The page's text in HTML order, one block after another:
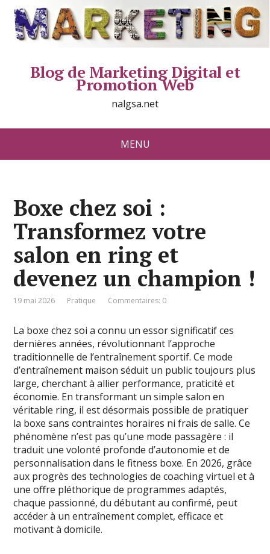
Blog de Marketing Digital et
Promotion Web
nalgsa.net
MENU
Boxe chez soi :
Transformez votre
salon en ring et
devenez un champion !
19 mai 2026 Pratique Commentaires: 0
La boxe chez soi a connu un essor significatif ces
dernières années, révolutionnant l’approche
traditionnelle de l’entraînement sportif. Ce mode
d’entraînement maison séduit un public toujours plus
large, cherchant à allier performance, praticité et
économie. En transformant un simple salon en
véritable ring, il est désormais possible de pratiquer
la boxe sans contraintes horaires ni frais de salle. Ce
phénomène n’est pas qu’une mode passagère : il
traduit une volonté profonde d’autonomie et de
personnalisation dans le fitness boxe. En 2026, grâce
aux progrès des technologies de coaching virtuel et à
une offre pléthorique de programmes adaptés,
chaque passionné, du débutant au confirmé, peut
accéder à un entraînement complet, efficace et
motivant à domicile.